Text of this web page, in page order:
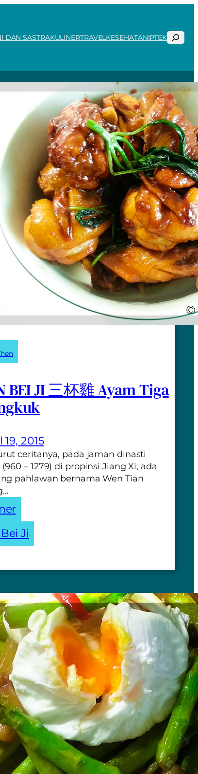
DAN SASTRAKULINERTRAVELKESEHATANIPTEKSearch
BEI JI 三杯雞 Ayam Tiga
2015
ceritanya, pada jaman dinasti
(960 – 1279) di propinsi Jiang Xi, ada
pahlawan bernama Wen Tian
Ji